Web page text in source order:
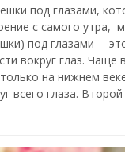
под глазами,
с самого утра,
под глазами—
вокруг глаз. Чаще
на нижнем
всего глаза.